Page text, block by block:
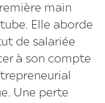
main
Elle aborde
de salariée
à son compte
Une perte